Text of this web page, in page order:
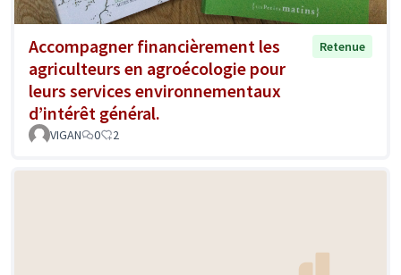
Accompagner financièrement les
agriculteurs en agroécologie pour
leurs services environnementaux
d’intérêt général.
Retenue
VIGAN 0 2